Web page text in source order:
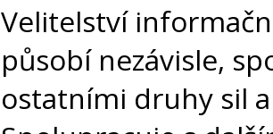
Velitelství
působí nezávisle,
ostatními druhy sil